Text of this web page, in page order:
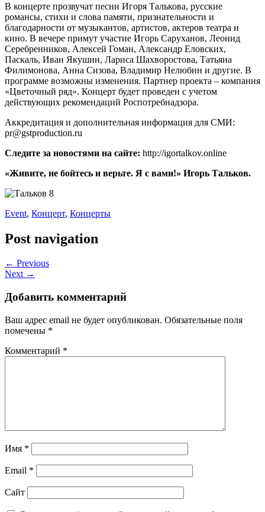
В концерте прозвучат песни Игоря Талькова, русские
романсы, стихи и слова памяти, признательности и
благодарности от музыкантов, артистов, актеров театра и
кино. В вечере примут участие Игорь Саруханов, Леонид
Серебренников, Алексей Гоман, Александр Еловских,
Паскаль, Иван Якушин, Лариса Шахворостова, Татьяна
Филимонова, Анна Сизова, Владимир Нелюбин и другие. В
программе возможны изменения. Партнер проекта – компания
«Цветочный ряд». Концерт будет проведен с учетом
действующих рекомендаций Роспотребнадзора.
Аккредитация и дополнительная информация для СМИ:
pr@gstproduction.ru
Следите за новостями на сайте: http://igortalkov.online
«Живите, не бойтесь и верьте. Я с вами!» Игорь Тальков.
Event, Концерт, Концерты
Post navigation
← Previous
Next →
Добавить комментарий
Ваш адрес email не будет опубликован. Обязательные поля
помечены *
Комментарий *
Имя *
Email *
Сайт